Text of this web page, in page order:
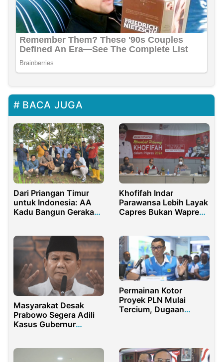
BACA JUGA
Dari Priangan Timur
untuk Indonesia: AA
Kadu Bangun Gerakan
Khofifah Indar
Parawansa Lebih Layak
Capres Bukan Wapres,
Masyarakat Desak
Prabowo Segera Adili
Kasus Gubernur
Permainan Kotor
Proyek PLN Mulai
Tercium, Dugaan